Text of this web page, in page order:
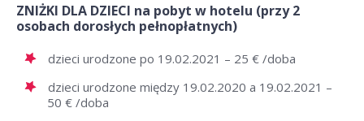
ZNIŻKI DLA DZIECI na pobyt w hotelu (przy 2
osobach dorosłych pełnopłatnych)
dzieci urodzone po 19.02.2021 – 25 € /doba
dzieci urodzone między 19.02.2020 a 19.02.2021 –
50 € /doba